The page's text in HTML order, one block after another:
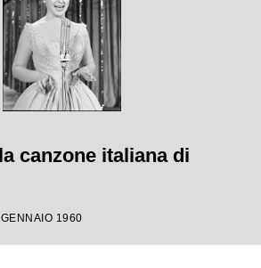
canzone italiana di
1960